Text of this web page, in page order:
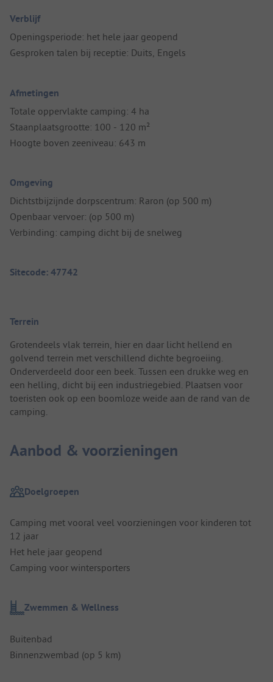
Verblijf
Openingsperiode: het hele jaar geopend
Gesproken talen bij receptie: Duits, Engels
Afmetingen
Totale oppervlakte camping: 4 ha
Staanplaatsgrootte: 100 - 120 m²
Hoogte boven zeeniveau: 643 m
Omgeving
Dichtstbijzijnde dorpscentrum: Raron (op 500 m)
Openbaar vervoer: (op 500 m)
Verbinding: camping dicht bij de snelweg
Sitecode: 47742
Terrein
Grotendeels vlak terrein, hier en daar licht hellend en
golvend terrein met verschillend dichte begroeiing.
Onderverdeeld door een beek. Tussen een drukke weg en
een helling, dicht bij een industriegebied. Plaatsen voor
toeristen ook op een boomloze weide aan de rand van de
camping.
Aanbod & voorzieningen
Doelgroepen
Camping met vooral veel voorzieningen voor kinderen tot
12 jaar
Het hele jaar geopend
Camping voor wintersporters
Zwemmen & Wellness
Buitenbad
Binnenzwembad (op 5 km)